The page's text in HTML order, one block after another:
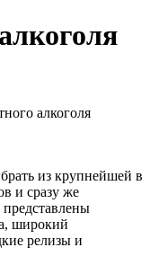
алкоголя
из крупнейшей в
и сразу же
широкий
релизы и